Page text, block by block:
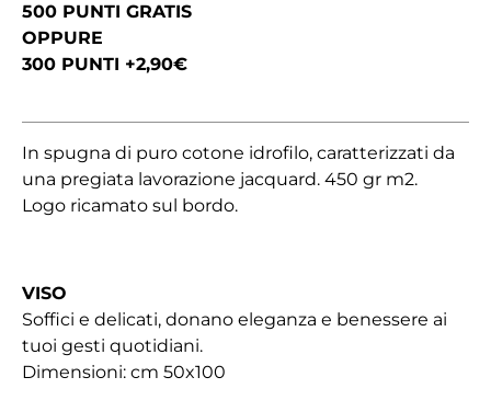
500 PUNTI GRATIS
OPPURE
300 PUNTI +2,90€
In spugna di puro cotone idrofilo, caratterizzati da
una pregiata lavorazione jacquard. 450 gr m2.
Logo ricamato sul bordo.
VISO
Soffici e delicati, donano eleganza e benessere ai
tuoi gesti quotidiani.
Dimensioni: cm 50x100